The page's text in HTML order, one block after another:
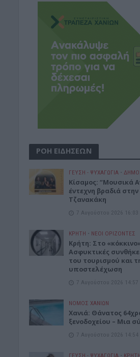
ΡΟΗ ΕΙΔΗΣΕΩΝ
ΓΕΎΣΗ - ΨΥΧΑΓΩΓΊΑ •
Κίσαμος: “Μουσικά
έντεχνη βραδιά
Τζανακάκη
7 Αυγούστου 2026 16:03
ΚΡΗΤΗ • ΝΕΟΙ ΟΡΙΖΟΝΤΕΣ
Κρήτη: Στο
Ασφυκτικές
του τουρισμού και
υποστελέχωση
7 Αυγούστου 2026 14:57
ΝΟΜΌΣ ΧΑΝΊΩΝ
Χανιά: Θάνατος
ξενοδοχείου – Μια
7 Αυγούστου 2026 14:54
ΓΕΎΣΗ - ΨΥΧΑΓΩΓΊΑ • ΚΡΗΤΗ